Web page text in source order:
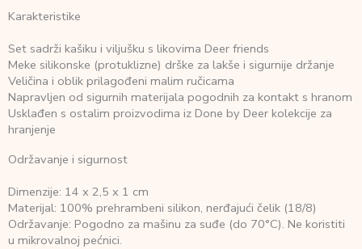
Karakteristike
Set sadrži kašiku i viljušku s likovima Deer friends
Meke silikonske (protuklizne) drške za lakše i sigurnije držanje
Veličina i oblik prilagođeni malim ručicama
Napravljen od sigurnih materijala pogodnih za kontakt s hranom
Usklađen s ostalim proizvodima iz Done by Deer kolekcije za
hranjenje
Održavanje i sigurnost
Dimenzije: 14 x 2,5 x 1 cm
Materijal: 100% prehrambeni silikon, nerđajući čelik (18/8)
Održavanje: Pogodno za mašinu za suđe (do 70°C). Ne koristiti
u mikrovalnoj pećnici.